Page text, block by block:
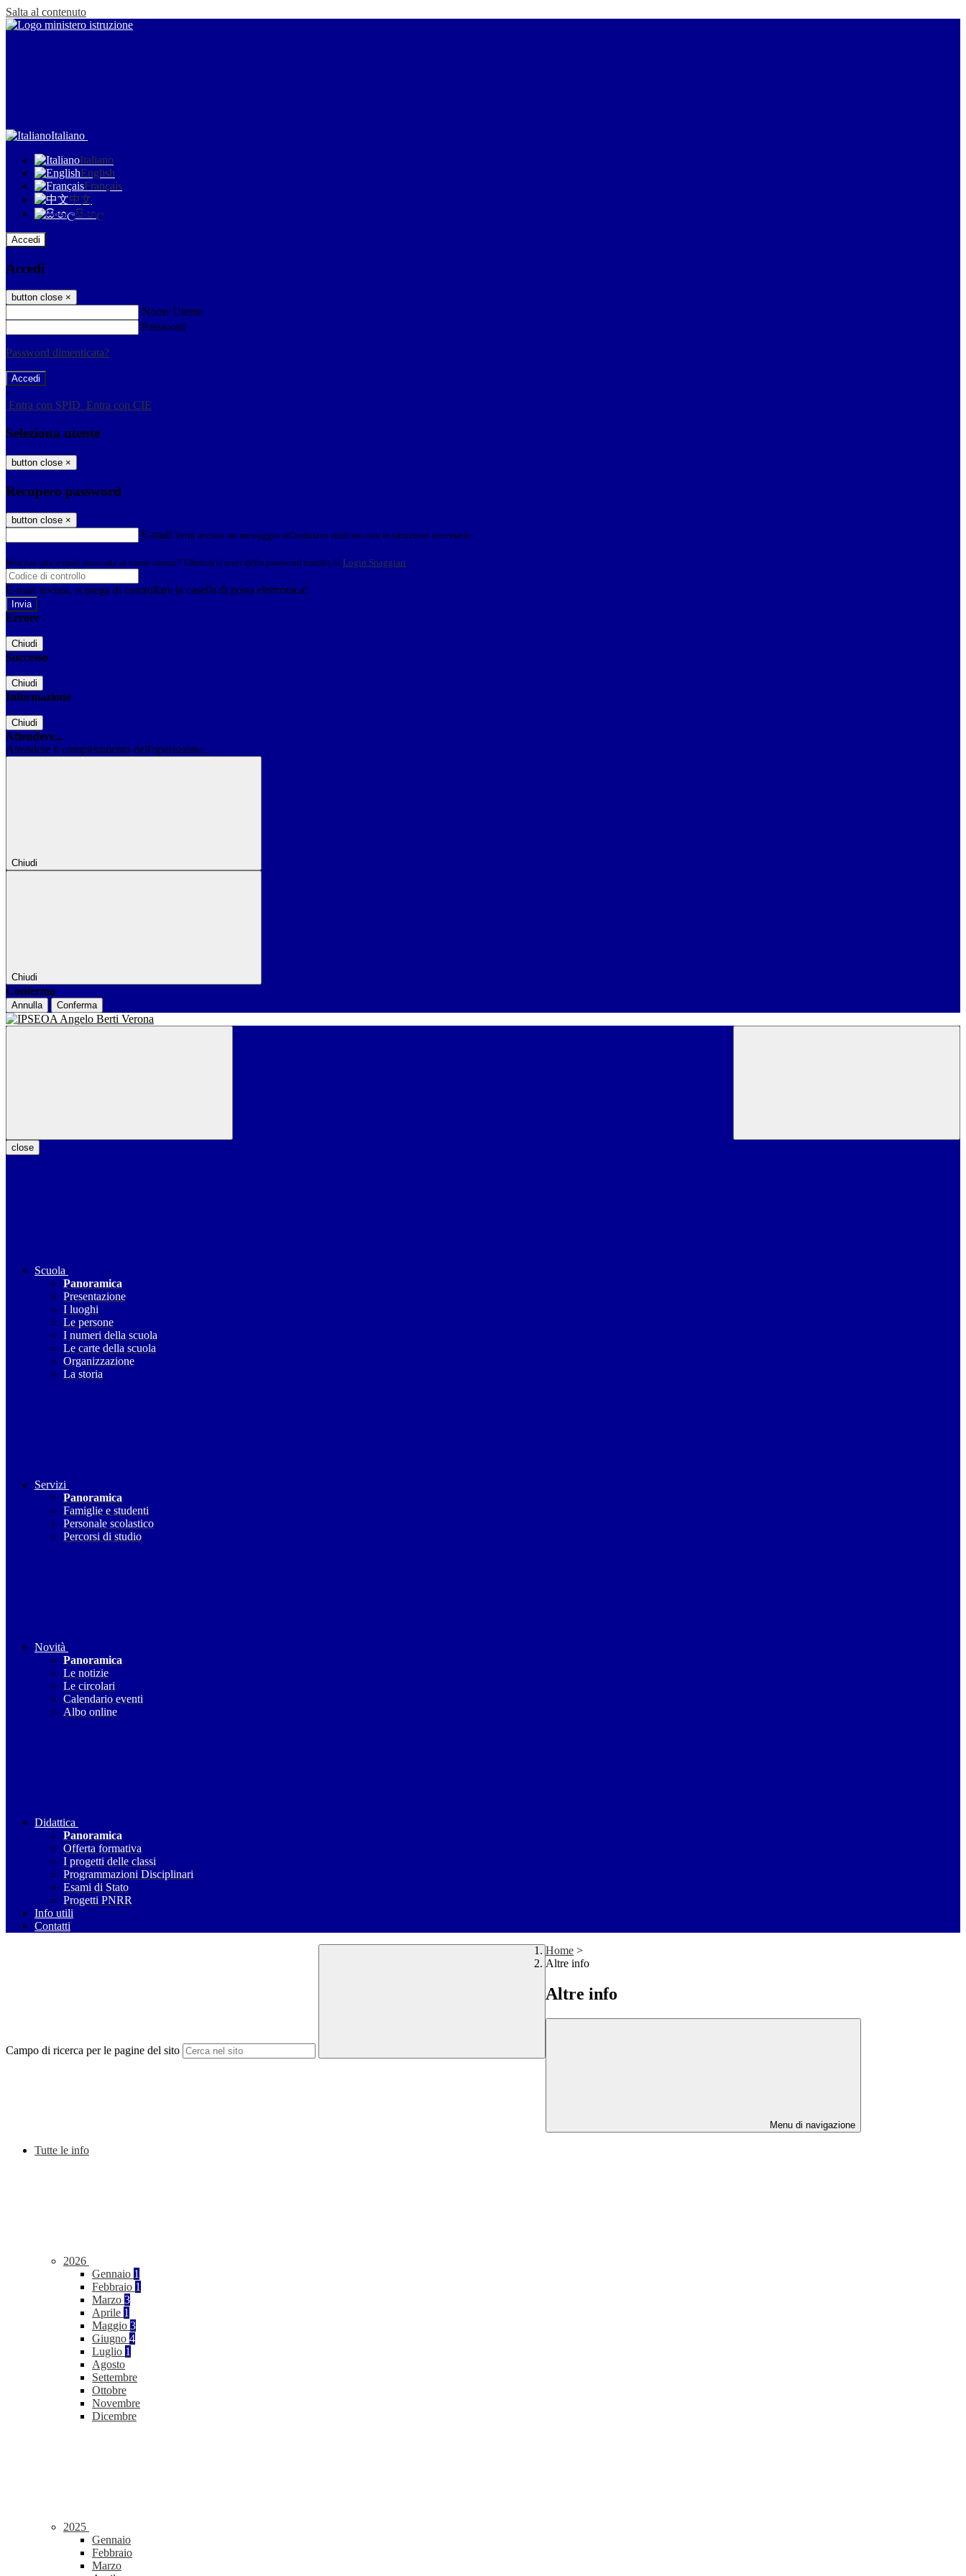
Salta al contenuto
Italiano
Italiano
English
Français
中文
සිංහල
Accedi
Accedi
button close ×
Nome Utente
Password
Password dimenticata?
-
Entra con SPID Entra con CIE
Seleziona utente
button close ×
Recupero password
button close ×
E-mail Verrà inviato un messaggio all'indirizzo indicato con le istruzioni necessarie.
Non hai una e-mail associata al nome utente? Effettua il reset della password tramite la Login Spaggiari
E-mail inviata, si prega di controllare la casella di posta elettronica!
Errore
Chiudi
Successo
Chiudi
Informazione
Chiudi
Attendere...
Attendere il completamento dell'operazione...
Chiudi
Chiudi
Conferma
Annulla Conferma
close
Scuola
Panoramica
Presentazione
I luoghi
Le persone
I numeri della scuola
Le carte della scuola
Organizzazione
La storia
Servizi
Panoramica
Famiglie e studenti
Personale scolastico
Percorsi di studio
Novità
Panoramica
Le notizie
Le circolari
Calendario eventi
Albo online
Didattica
Panoramica
Offerta formativa
I progetti delle classi
Programmazioni Disciplinari
Esami di Stato
Progetti PNRR
Info utili
Contatti
Campo di ricerca per le pagine del sito
Home >
Altre info
Altre info
Menu di navigazione
Tutte le info
2026
Gennaio 1
Febbraio 1
Marzo 3
Aprile 1
Maggio 3
Giugno 4
Luglio 1
Agosto
Settembre
Ottobre
Novembre
Dicembre
2025
Gennaio
Febbraio
Marzo